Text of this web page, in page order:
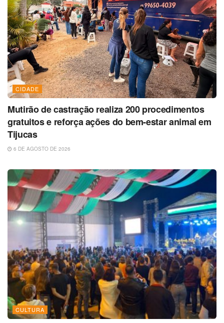
CIDADE
Mutirão de castração realiza 200 procedimentos
gratuitos e reforça ações do bem-estar animal em
Tijucas
6 DE AGOSTO DE 2026
CULTURA